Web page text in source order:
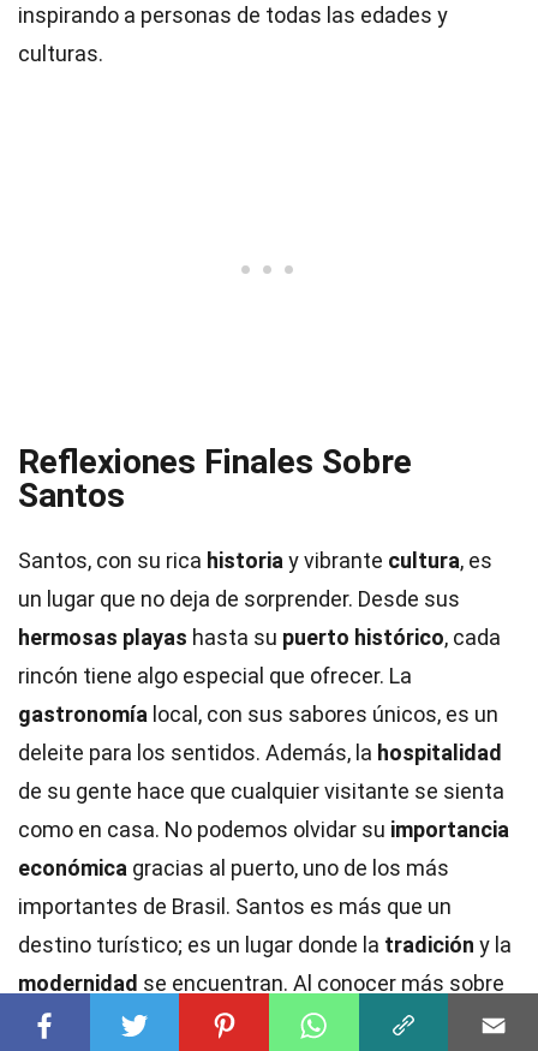
inspirando a personas de todas las edades y
culturas.
Reflexiones Finales Sobre
Santos
Santos, con su rica historia y vibrante cultura, es
un lugar que no deja de sorprender. Desde sus
hermosas playas hasta su puerto histórico, cada
rincón tiene algo especial que ofrecer. La
gastronomía local, con sus sabores únicos, es un
deleite para los sentidos. Además, la hospitalidad
de su gente hace que cualquier visitante se sienta
como en casa. No podemos olvidar su importancia
económica gracias al puerto, uno de los más
importantes de Brasil. Santos es más que un
destino turístico; es un lugar donde la tradición y la
modernidad se encuentran. Al conocer más sobre
esta ciudad, uno se da cuenta de que siempre hay